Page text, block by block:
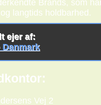
Brands, som
langtids holdbarhed.
ejer af:
Danmark
Vej 2